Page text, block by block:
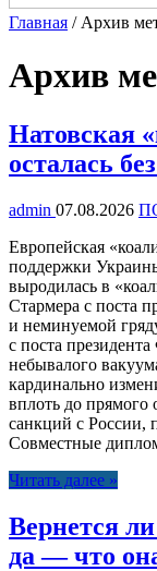
Главная / Архив
Архив
Натовская
осталась
admin 07.08.2026
Европейская
поддержки
выродилась в
Стармера с поста
и неминуемой
с поста
небывалого
кардинально
вплоть до прямого
санкций с России,
Совместные
Читать далее »
Вернется
да — что